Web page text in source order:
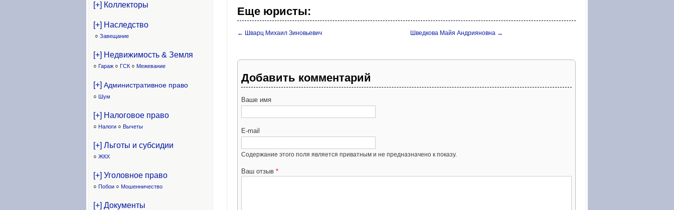
Еще юристы:
← Шварц Михаил Зиновьевич Шведкова Майя Андрияновна →
Добавить комментарий
Ваше имя
E-mail
Содержание этого поля является приватным и не предназначено к показу.
Ваш отзыв *
[+] Коллекторы
[+] Наследство
○ Завещание
[+] Недвижимость & Земля
○ Гараж ○ ГСК ○ Межевание
[+] Административное право
○ Шум
[+] Налоговое право
○ Налоги ○ Вычеты
[+] Льготы и субсидии
○ ЖКХ
[+] Уголовное право
○ Побои ○ Мошенничество
[+] Документы